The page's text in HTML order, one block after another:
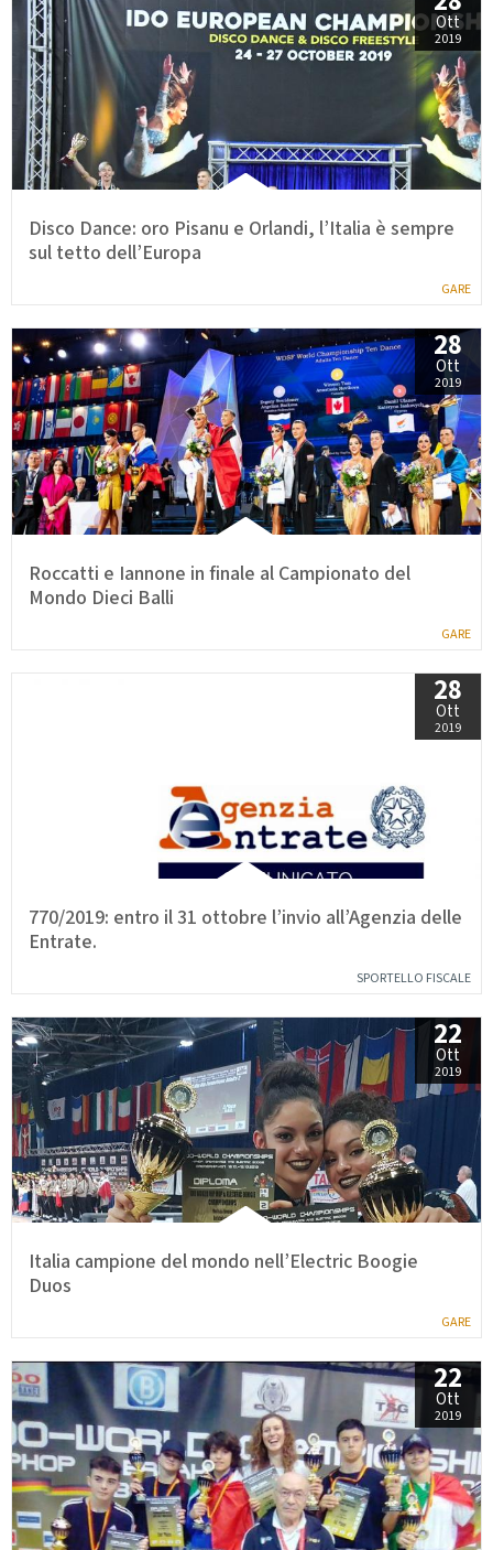
GARE
Ott
2019
Disco Dance: oro Pisanu e Orlandi, l’Italia è sempre
sul tetto dell’Europa
GARE
28
Ott
2019
Roccatti e Iannone in finale al Campionato del
Mondo Dieci Balli
SPORTELLO FISCALE
28
Ott
2019
770/2019: entro il 31 ottobre l’invio all’Agenzia delle
Entrate.
GARE
22
Ott
2019
Italia campione del mondo nell’Electric Boogie
Duos
22
Ott
2019